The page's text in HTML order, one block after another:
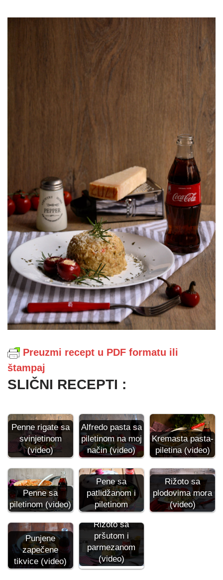
Preuzmi recept u PDF formatu ili
štampaj
SLIČNI RECEPTI :
Penne rigate sa
svinjetinom
(video)
Alfredo pasta sa
piletinom na moj
način (video)
Kremasta pasta-
piletina (video)
Penne sa
piletinom (video)
Pene sa
patlidžanom i
piletinom
Rižoto sa
plodovima mora
(video)
Punjene
zapečene
tikvice (video)
Rižoto sa
pršutom i
parmezanom
(video)